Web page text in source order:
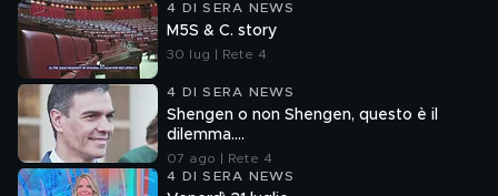
4 DI SERA NEWS
M5S & C. story
30 lug | Rete 4
4 DI SERA NEWS
Shengen o non Shengen, questo è il
dilemma....
07 ago | Rete 4
4 DI SERA NEWS